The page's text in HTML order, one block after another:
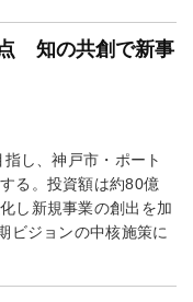
知の共創で新事
し、神戸市・ポート
る。投資額は約80億
し新規事業の創出を加
ビジョンの中核施策に